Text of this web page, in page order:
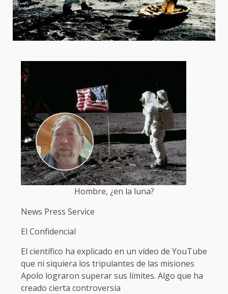
Hombre, ¿en la luna?
News Press Service
El Confidencial
El científico ha explicado en un vídeo de YouTube
que ni siquiera los tripulantes de las misiones
Apolo lograron superar sus límites. Algo que ha
creado cierta controversia